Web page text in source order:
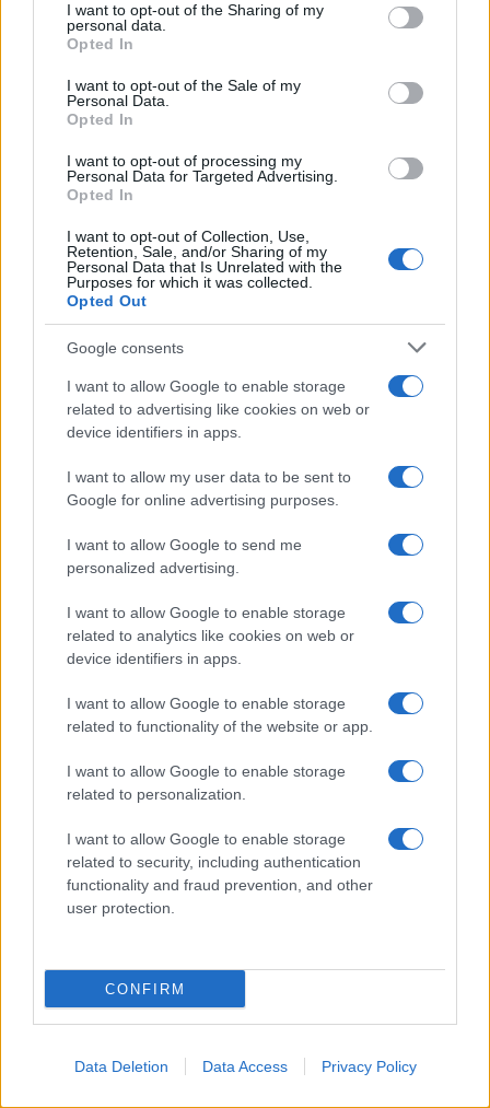
disclose it to other third parties.
Please note that this website/app uses one or more Google
services and may gather and store information including but
not limited to your visit or usage behaviour. You may click to
grant or deny consent to Google and its third-party tags to
consent section.
I want to opt-out of the Sharing of my
personal data.
Opted In
I want to opt-out of the Sale of my
Personal Data.
Opted In
I want to opt-out of processing my
Personal Data for Targeted Advertising.
Opted In
I want to opt-out of Collection, Use,
Retention, Sale, and/or Sharing of my
Personal Data that Is Unrelated with the
Purposes for which it was collected.
Opted Out
Google consents
I want to allow Google to enable storage
related to advertising like cookies on web or
device identifiers in apps.
I want to allow my user data to be sent to
Google for online advertising purposes.
I want to allow Google to send me
personalized advertising.
I want to allow Google to enable storage
related to analytics like cookies on web or
device identifiers in apps.
I want to allow Google to enable storage
related to functionality of the website or app.
I want to allow Google to enable storage
related to personalization.
I want to allow Google to enable storage
related to security, including authentication
functionality and fraud prevention, and other
user protection.
CONFIRM
Data Deletion Data Access Privacy Policy
Lo sapevi che...
Mai così tante città italiane tra le più
care d’Europa: la classifica 2026 fa
Rientro dalla Spagna, attenzione ai
italiani
Meteo weekend 7-9 agosto: il
secondo di agosto porta grosse novità
per chi andrà in montagna
CHI
SIAMO
REDAZIONE
PARTNERSHIP E
ACCREDITAMENTI
© 2026 - VOLOSCONTATO CONSIGLI E DIARI DI VIAGGIO - P.IVA
04827280654 – TESTATA REGISTRATA AL TRIBUNALE DI NOCERA
INFERIORE N. 3/2026 – REG. N. 1894/2026 ISCRIZIONE AL ROC N.
35792 – ISCRITTA ALL’ANSO (ASSOCIAZIONE NAZIONALE STAMPA
PRIVACY E NOTIFICHE
PREFERENZE PRIVACY